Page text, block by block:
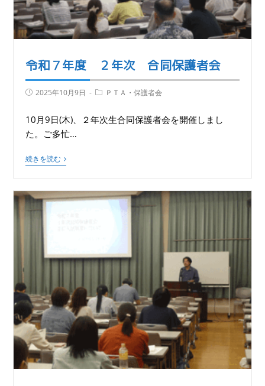
令和７年度 ２年次 合同保護者会
2025年10月9日 ＰＴＡ・保護者会
10月9日(木)、２年次生合同保護者会を開催しまし
た。ご多忙…
続きを読む